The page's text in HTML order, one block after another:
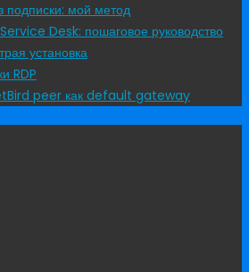
мой метод
Desk: пошаговое руководство
установка
RDP
peer как default gateway